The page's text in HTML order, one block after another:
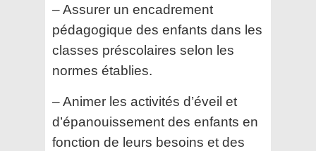
– Assurer un encadrement
pédagogique des enfants dans les
classes préscolaires selon les
normes établies.
– Animer les activités d’éveil et
d’épanouissement des enfants en
fonction de leurs besoins et des